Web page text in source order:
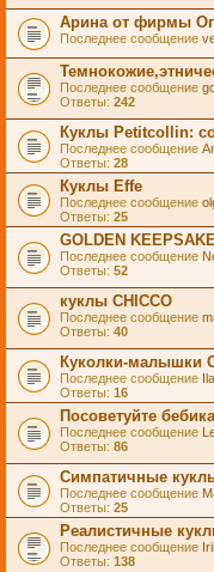
Арина от фирмы
Последнее сообщение
Последнее сообщение
Ответы: 242
Куклы Petitcollin:
Последнее сообщение
Ответы: 28
Куклы Effe
Последнее сообщение
Ответы: 25
GOLDEN
Последнее сообщение
Ответы: 52
куклы CHICCO
Последнее сообщение
Ответы: 40
Куколки-малышки
Последнее сообщение
Ответы: 16
Посоветуйте бебика
Последнее сообщение
Ответы: 86
Симпатичные
Последнее сообщение
Ответы: 25
Реалистичные
Последнее сообщение
Ответы: 138